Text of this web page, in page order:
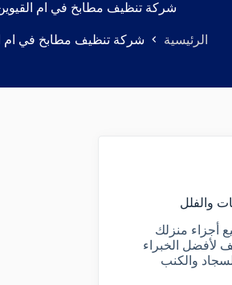
شركة تنظيف مطابخ في ام
الرئيسية شركة تنظيف مطابخ في ام
والفلل
أجزاء منزلك
لأفضل الخبراء
والكنب